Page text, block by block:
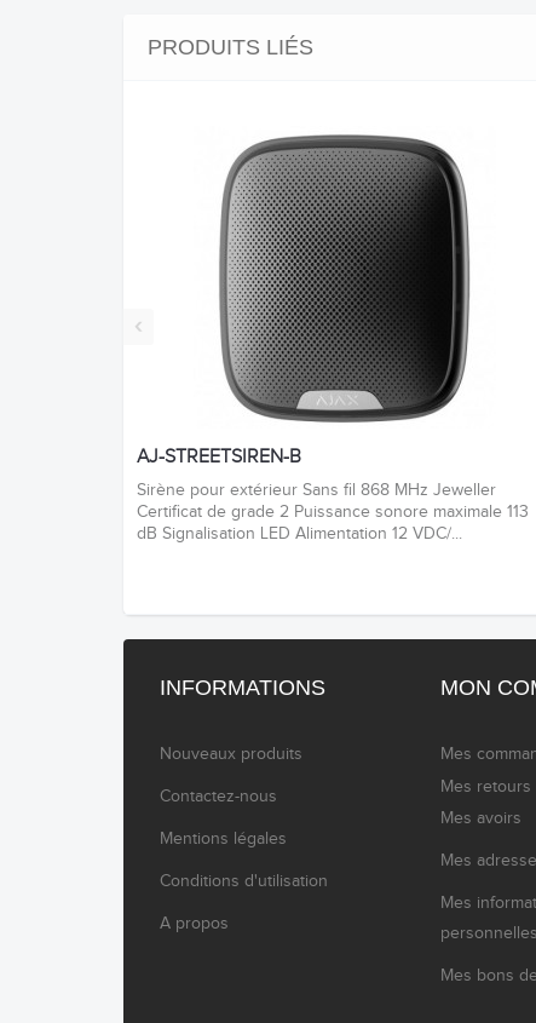
PRODUITS LIÉS
‹
AJ-STREETSIREN-B
Sirène pour extérieur Sans fil 868 MHz Jeweller
Certificat de grade 2 Puissance sonore maximale 113
dB Signalisation LED Alimentation 12 VDC/...
INFORMATIONS
Nouveaux produits
Contactez-nous
Mentions légales
Conditions d'utilisation
A propos
MON
Mes
Mes retours
Mes avoirs
Mes
Mes
personnelles
Mes bons